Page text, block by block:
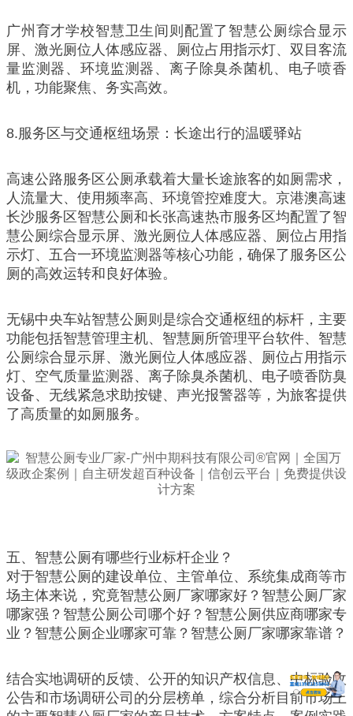
广州育才学校智慧卫生间则配置了智慧公厕综合显示
屏、激光厕位人体感应器、厕位占用指示灯、双目客流
量监测器、环境监测器、离子除臭杀菌机、电子喷香
机，功能聚焦、务实高效。
8.服务区与交通枢纽场景：长途出行的温暖驿站
高速公路服务区公厕承载着大量长途旅客的如厕需求，
人流量大、使用频率高、环境管控难度大。京港澳高速
长沙服务区智慧公厕和长张高速热市服务区均配置了智
慧公厕综合显示屏、激光厕位人体感应器、厕位占用指
示灯、五合一环境监测器等核心功能，确保了服务区公
厕的高效运转和良好体验。
无锡中央车站智慧公厕则是综合交通枢纽的标杆，主要
功能包括智慧管理主机、智慧厕所管理平台软件、智慧
公厕综合显示屏、激光厕位人体感应器、厕位占用指示
灯、空气质量监测器、离子除臭杀菌机、电子喷香防臭
设备、无线紧急求助按键、声光报警器等，为旅客提供
了高质量的如厕服务。
五、智慧公厕有哪些行业标杆企业？
对于智慧公厕的建设单位、主管单位、系统集成商等市
场主体来说，究竟智慧公厕厂家哪家好？智慧公厕厂家
哪家强？智慧公厕公司哪个好？智慧公厕供应商哪家专
业？智慧公厕企业哪家可靠？智慧公厕厂家哪家靠谱？
结合实地调研的反馈、公开的知识产权信息、中标验收
公告和市场调研公司的分层榜单，综合分析目前市场上